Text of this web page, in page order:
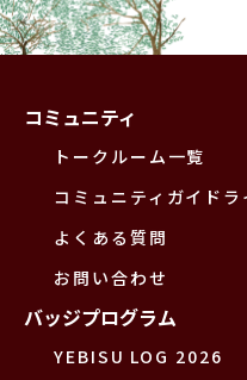
コミュニティ
トークルーム一覧
コミュニティガイドラ
よくある質問
お問い合わせ
バッジプログラム
YEBISU LOG 2026